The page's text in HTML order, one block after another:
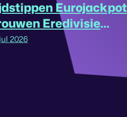
Eurojackpot
Eredivisie
2026